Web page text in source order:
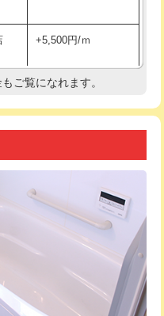
+5,500円/ｍ
現地調査
33,000円
8,800円
）
ご覧になれます。